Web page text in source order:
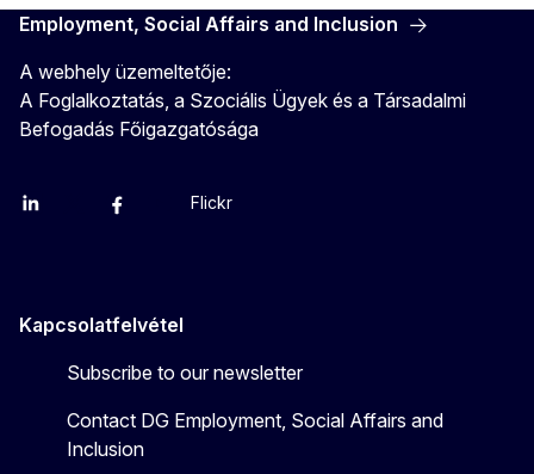
Employment, Social Affairs and Inclusion
A webhely üzemeltetője:
A Foglalkoztatás, a Szociális Ügyek és a Társadalmi
Befogadás Főigazgatósága
Linkedin FacebookYouTube
Flickr
Kapcsolatfelvétel
Subscribe to our newsletter
Contact DG Employment, Social Affairs and
Inclusion